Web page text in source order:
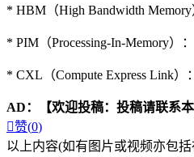
* HBM（High Bandwidth
* PIM（Processing-In-Memory
* CXL（Compute Express Link
AD：
【欢迎投稿：投稿请联系本
赞(0)
以上内容(如有图片或视频亦包